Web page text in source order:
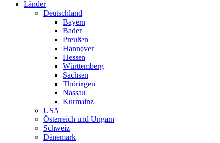
Länder
Deutschland
Bayern
Baden
Preußen
Hannover
Hessen
Württemberg
Sachsen
Thüringen
Nassau
Kurmainz
USA
Österreich und Ungarn
Schweiz
Dänemark